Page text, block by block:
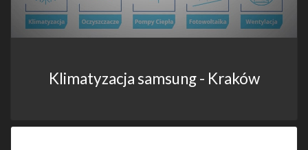
Klimatyzacja samsung - Kraków